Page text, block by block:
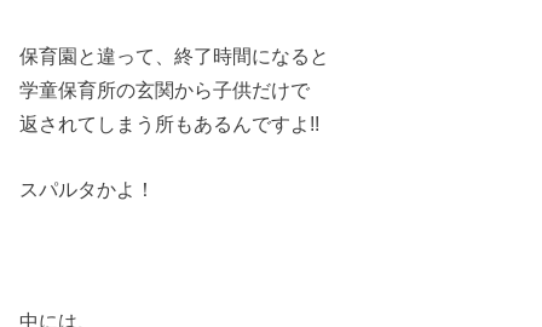
保育園と違って、終了時間になると
学童保育所の玄関から子供だけで
返されてしまう所もあるんですよ!!
スパルタかよ！
中には、